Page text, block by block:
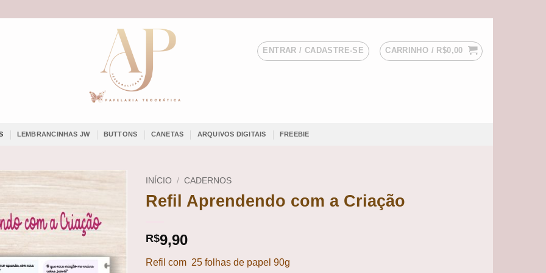
ENTRAR / CADASTRE-SE CARRINHO / R$0,00
LEMBRANCINHAS JW BUTTONS CANETAS ARQUIVOS DIGITAIS FREEBIE
Add to
wishlist
INÍCIO / CADERNOS
Refil Aprendendo com a Criação
R$9,90
Refil com 25 folhas de papel 90g